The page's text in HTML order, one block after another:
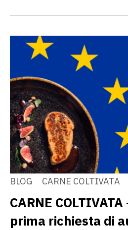
BLOG CARNE COLTIVATA
CARNE
prima richiesta di